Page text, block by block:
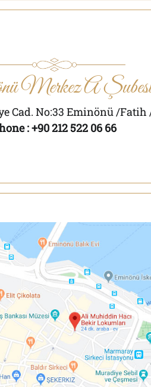
Merkez A
Cad. No:33 Eminönü /
: +90 212 522 06 66